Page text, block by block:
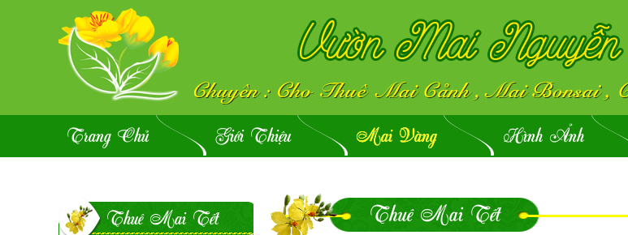
Trang Chủ Giới Thiệu Mai Vàng Hình Ảnh
Thuê Mai Tết Thuê Mai Tết